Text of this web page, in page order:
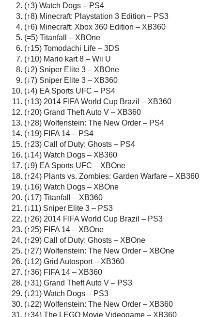
(↑3) Watch Dogs – PS4
(↑8) Minecraft: Playstation 3 Edition – PS3
(↑6) Minecraft: Xbox 360 Edition – XB360
(=5) Titanfall – XBOne
(↑15) Tomodachi Life – 3DS
(↑10) Mario kart 8 – Wii U
(↓2) Sniper Elite 3 – XBOne
(↓7) Sniper Elite 3 – XB360
(↓4) EA Sports UFC – PS4
(↑13) 2014 FIFA World Cup Brazil – XB360
(↑20) Grand Theft Auto V – XB360
(↑28) Wolfenstein: The New Order – PS4
(↑19) FIFA 14 – PS4
(↑23) Call of Duty: Ghosts – PS4
(↓14) Watch Dogs – XB360
(↓9) EA Sports UFC – XBOne
(↑24) Plants vs. Zombies: Garden Warfare – XB360
(↓16) Watch Dogs – XBOne
(↓17) Titanfall – XB360
(↓11) Sniper Elite 3 – PS3
(↑26) 2014 FIFA World Cup Brazil – PS3
(↑25) FIFA 14 – XBOne
(↑29) Call of Duty: Ghosts – XBOne
(↑27) Wolfenstein: The New Order – XBOne
(↓12) Grid Autosport – XB360
(↑36) FIFA 14 – XB360
(↑31) Grand Theft Auto V – PS3
(↓21) Watch Dogs – PS3
(↓22) Wolfenstein: The New Order – XB360
(↑34) The LEGO Movie Videogame – XB360